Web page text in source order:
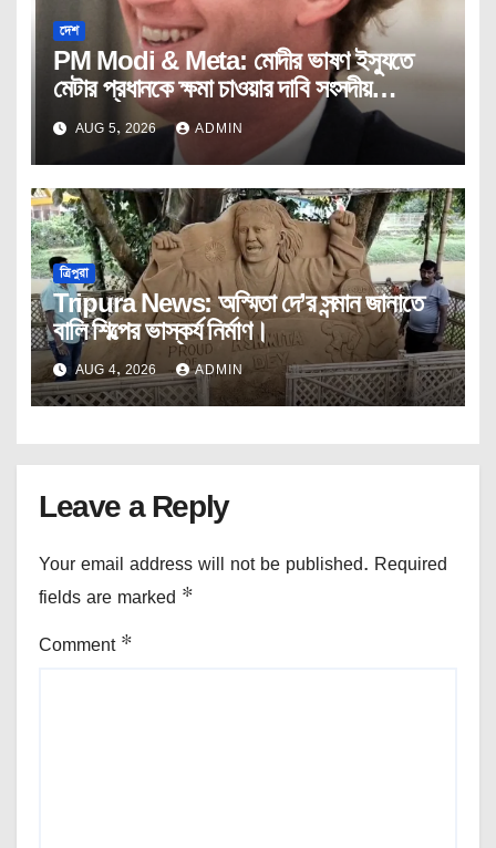
দেশ
PM Modi & Meta: মোদীর ভাষণ ইস্যুতে
মেটার প্রধানকে ক্ষমা চাওয়ার দাবি সংসদীয়
প্যানেলের।
AUG 5, 2026 ADMIN
ত্রিপুরা
Tripura News: অস্মিতা দে’র সন্মান জানাতে
বালি শিল্পের ভাস্কর্য নির্মাণ।
AUG 4, 2026 ADMIN
Leave a Reply
Your email address will not be published. Required
fields are marked *
Comment *